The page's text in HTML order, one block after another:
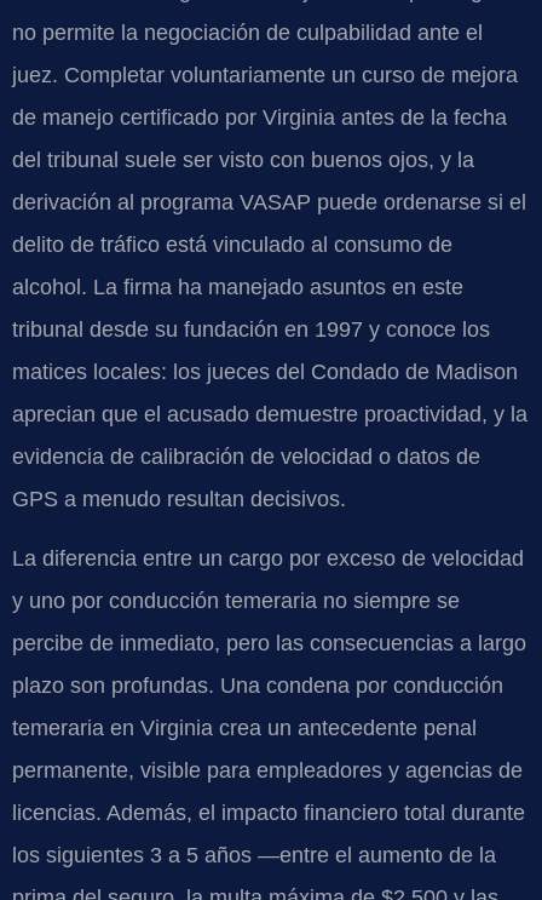
no permite la negociación de culpabilidad ante el
juez. Completar voluntariamente un curso de mejora
de manejo certificado por Virginia antes de la fecha
del tribunal suele ser visto con buenos ojos, y la
derivación al programa VASAP puede ordenarse si el
delito de tráfico está vinculado al consumo de
alcohol. La firma ha manejado asuntos en este
tribunal desde su fundación en 1997 y conoce los
matices locales: los jueces del Condado de Madison
aprecian que el acusado demuestre proactividad, y la
evidencia de calibración de velocidad o datos de
GPS a menudo resultan decisivos.
La diferencia entre un cargo por exceso de velocidad
y uno por conducción temeraria no siempre se
percibe de inmediato, pero las consecuencias a largo
plazo son profundas. Una condena por conducción
temeraria en Virginia crea un antecedente penal
permanente, visible para empleadores y agencias de
licencias. Además, el impacto financiero total durante
los siguientes 3 a 5 años —entre el aumento de la